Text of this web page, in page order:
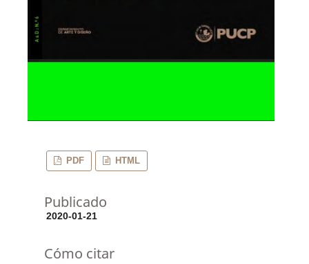
PDF HTML
Publicado
2020-01-21
Cómo citar